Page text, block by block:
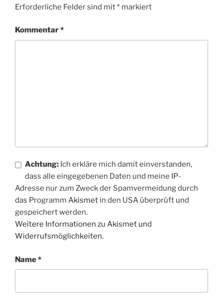
Erforderliche Felder sind mit* markiert
Kommentar*
Achtung: Ich erkläre mich damit einverstanden,
dass alle eingegebenen Daten und meine IP-
Adresse nur zum Zweck der Spamvermeidung durch
das Programm Akismet in den USA überprüft und
gespeichert werden.
Weitere Informationen zu Akismet und
Widerrufsmöglichkeiten.
Name*